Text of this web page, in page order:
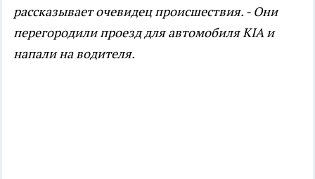
рассказывает очевидец происшествия. - Они
перегородили проезд для автомобиля KIA и
напали на водителя.